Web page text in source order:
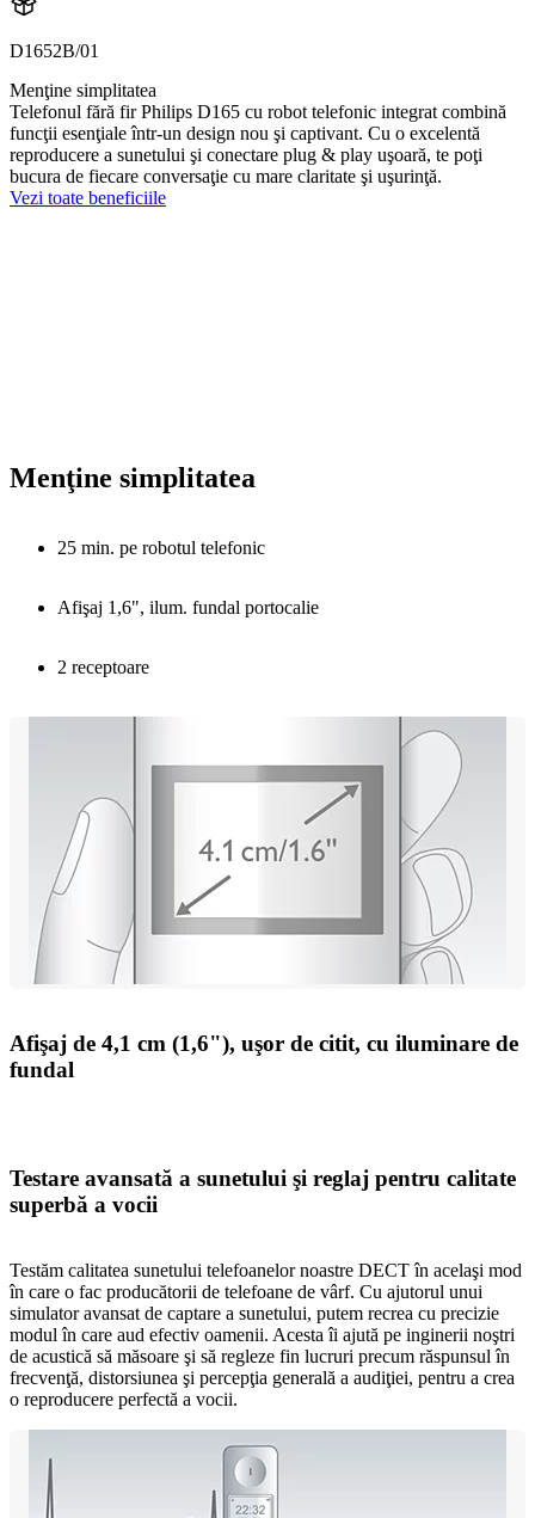
D1652B/01
Menţine simplitatea
Telefonul fără fir Philips D165 cu robot telefonic integrat combină
funcţii esenţiale într-un design nou şi captivant. Cu o excelentă
reproducere a sunetului şi conectare plug & play uşoară, te poţi
bucura de fiecare conversaţie cu mare claritate şi uşurinţă.
Vezi toate beneficiile
Menţine simplitatea
25 min. pe robotul telefonic
Afişaj 1,6", ilum. fundal portocalie
2 receptoare
Afişaj de 4,1 cm (1,6"), uşor de citit, cu iluminare de
fundal
Testare avansată a sunetului şi reglaj pentru calitate
superbă a vocii
Testăm calitatea sunetului telefoanelor noastre DECT în acelaşi mod
în care o fac producătorii de telefoane de vârf. Cu ajutorul unui
simulator avansat de captare a sunetului, putem recrea cu precizie
modul în care aud efectiv oamenii. Acesta îi ajută pe inginerii noştri
de acustică să măsoare şi să regleze fin lucruri precum răspunsul în
frecvenţă, distorsiunea şi percepţia generală a audiţiei, pentru a crea
o reproducere perfectă a vocii.